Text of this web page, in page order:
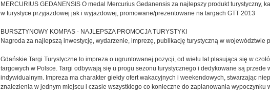
MERCURIUS GEDANENSIS O medal Mercurius Gedanensis za najlepszy produkt turystyczny,
w turystyce przyjazdowej jak i wyjazdowej, promowane/prezentowane na targach GTT 2013
BURSZTYNOWY KOMPAS - NAJLEPSZA PROMOCJA TURYSTYKI
Nagroda za najlepszą inwestycję, wydarzenie, imprezę, publikację turystyczną w województwie
Gdańskie Targi Turystyczne to impreza o ugruntowanej pozycji, od wielu lat plasująca się w
targowych w Polsce. Targi odbywają się u progu sezonu turystycznego i dedykowane są przede
indywidualnym. Impreza ma charakter giełdy ofert wakacyjnych i weekendowych, stwarzając
znalezienia w jednym miejscu i czasie wszystkiego co konieczne do zaplanowania wypoczynku